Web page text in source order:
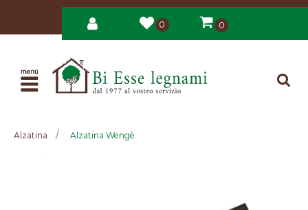
0 0
Open
Alzatina Alzatina Wengè